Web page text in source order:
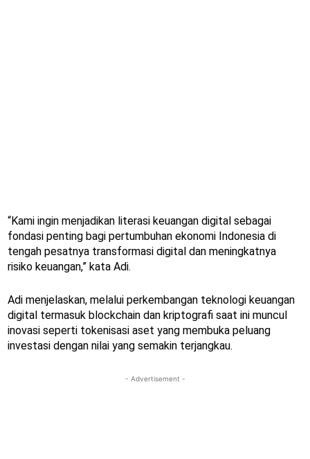
“Kami ingin menjadikan literasi keuangan digital sebagai
fondasi penting bagi pertumbuhan ekonomi Indonesia di
tengah pesatnya transformasi digital dan meningkatnya
risiko keuangan,” kata Adi.
Adi menjelaskan, melalui perkembangan teknologi keuangan
digital termasuk blockchain dan kriptografi saat ini muncul
inovasi seperti tokenisasi aset yang membuka peluang
investasi dengan nilai yang semakin terjangkau.
- Advertisement -